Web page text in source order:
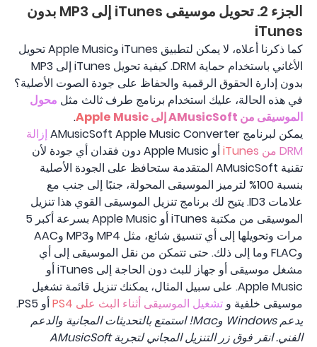
الجزء 2. تحويل موسيقى iTunes إلى MP3 بدون
iTunes
كما ذكرنا أعلاه، لا يمكن لتطبيق iTunes وApple Music تحويل
الأغاني باستخدام حماية DRM. كيفية تحويل iTunes إلى MP3
بدون إدارة الحقوق الرقمية والحفاظ على جودة الصوت الأصلية؟
في هذه الحالة، عليك استخدام برنامج طرف ثالث مثل محول
الموسيقى من AMusicSoft إلى Apple Music
.
يمكن لبرنامج AMusicSoft Apple Music Converter
إزالة
DRM من iTunes
أو Apple Music دون فقدان أي جودة لأن
تقنية AMusicSoft المتقدمة ستحافظ على الجودة الأصلية
بنسبة 100% لترميز الموسيقى المحولة، جنبًا إلى جنب مع
علامات ID3. يتيح لك برنامج تنزيل الموسيقى القوي هذا تنزيل
الموسيقى من مكتبة iTunes أو Apple Music بسرعة أكبر 5
مرات وتحويلها إلى أي تنسيق شائع، مثل MP4 وMP3 وAAC
وFLAC وما إلى ذلك. حتى تتمكن من نقل الموسيقى إلى أي
مشغل موسيقى أو جهاز للبث دون الحاجة إلى iTunes أو
Apple Music. على سبيل المثال، يمكنك تنزيل قائمة تشغيل
موسيقى خلفية و تشغيل الموسيقى أثناء البث على PS4
أو PS5.
يدعم Windows وMac! استمتع بالتحديثات المجانية والدعم
الفني. انقر فوق زر التنزيل المجاني لتجربة AMusicSoft